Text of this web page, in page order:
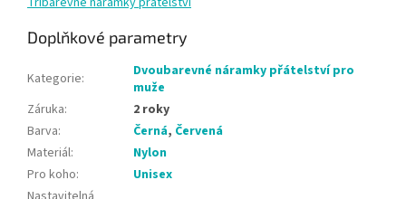
Doplňkové parametry
Kategorie:
Dvoubarevné náramky přátelství pro
muže
Záruka:
2 roky
Barva: Černá, Červená
Materiál:
Nylon
Pro koho:
Unisex